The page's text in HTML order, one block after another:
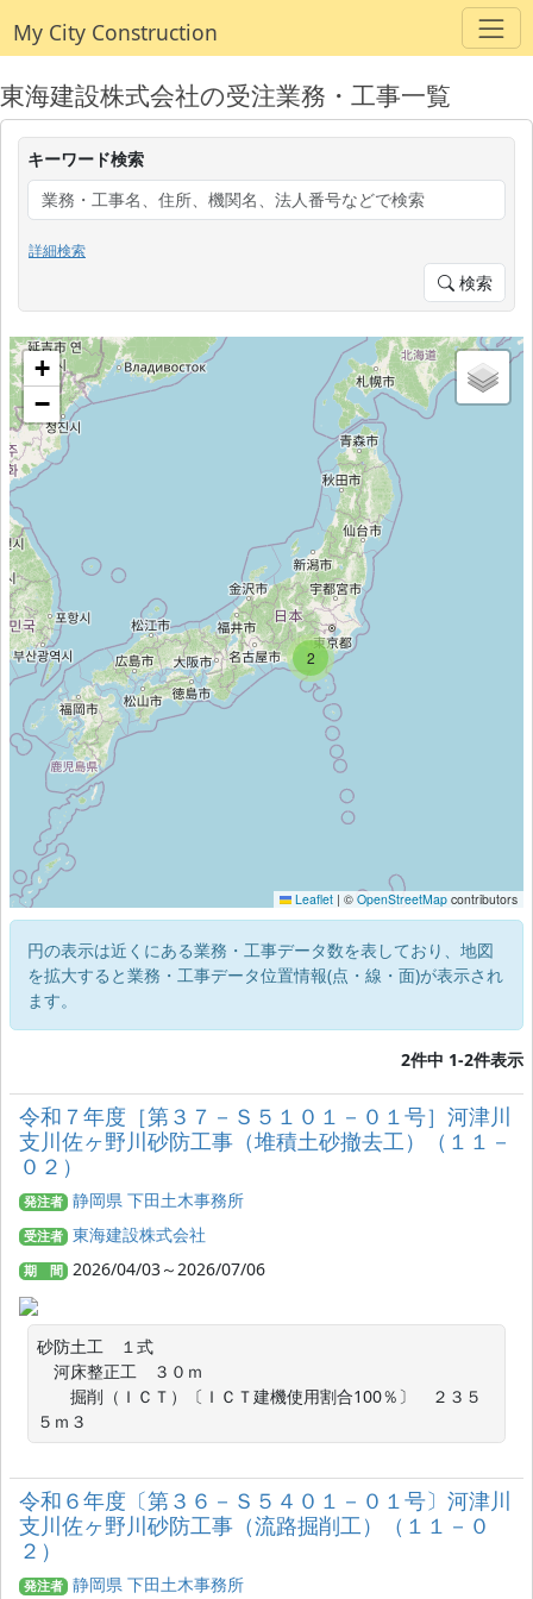
My City Construction
東海建設株式会社の受注業務・工事一覧
キーワード検索
詳細検索
検索
2
+
−
Leaflet | © OpenStreetMap contributors
円の表示は近くにある業務・工事データ数を表しており、地図
を拡大すると業務・工事データ位置情報(点・線・面)が表示され
ます。
2件中 1-2件表示
令和７年度［第３７－Ｓ５１０１－０１号］河津川
支川佐ヶ野川砂防工事（堆積土砂撤去工）（１１－
０２）
発注者 静岡県 下田土木事務所
受注者 東海建設株式会社
期 間 2026/04/03～2026/07/06
砂防土工　１式
河床整正工　３０ｍ
掘削（ＩＣＴ）〔ＩＣＴ建機使用割合100％〕　２３５
５ｍ３
令和６年度〔第３６－Ｓ５４０１－０１号〕河津川
支川佐ヶ野川砂防工事（流路掘削工）（１１－０
２）
発注者 静岡県 下田土木事務所